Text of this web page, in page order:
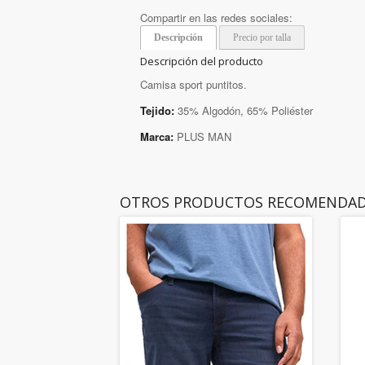
Compartir en las redes sociales:
Descripción Precio por talla
Descripción del producto
Camisa sport puntitos.
Tejido: 35% Algodón, 65% Poliéster
Marca: PLUS MAN
OTROS PRODUCTOS